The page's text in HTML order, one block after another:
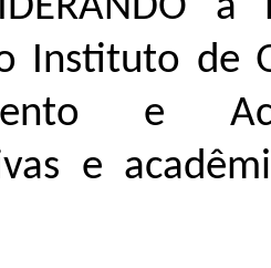
Instituto de
e
e